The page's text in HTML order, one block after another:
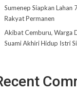
Sumenep Siapkan Lahan
Rakyat Permanen
Akibat Cemburu, Warga
Suami Akhiri Hidup Istri